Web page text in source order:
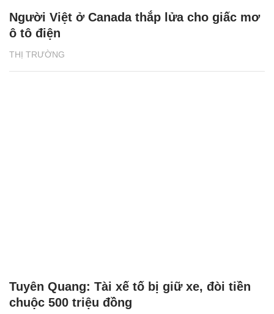
THỊ TRƯỜNG
Người Việt ở Canada thắp lửa cho giấc mơ
ô tô điện
Tuyên Quang: Tài xế tố bị giữ xe, đòi tiền
chuộc 500 triệu đồng